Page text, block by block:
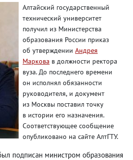
Алтайский государственный
технический университет
получил из Министерства
образования России приказ
об утверждении Андрея
Маркова в должности ректора
вуза. До последнего времени
он исполнял обязанности
руководителя, и документ
из Москвы поставил точку
в истории его назначения.
Соответствующее сообщение
опубликовано на сайте АлтГТУ.
подписан министром образования